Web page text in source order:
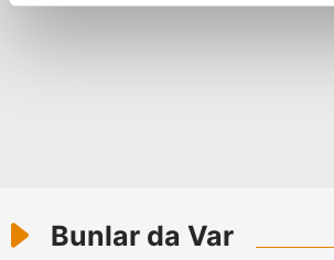
reklamların maliyetlerimizi karşılamak
Sitemizde kendimize ve üçüncü kişilere
kullanılmaktadır. Bu çerezler
Bunlar da Var